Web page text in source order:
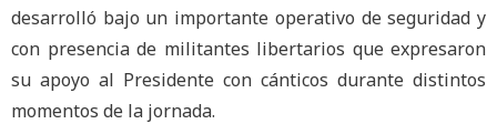
desarrolló bajo un importante operativo de seguridad y
con presencia de militantes libertarios que expresaron
su apoyo al Presidente con cánticos durante distintos
momentos de la jornada.